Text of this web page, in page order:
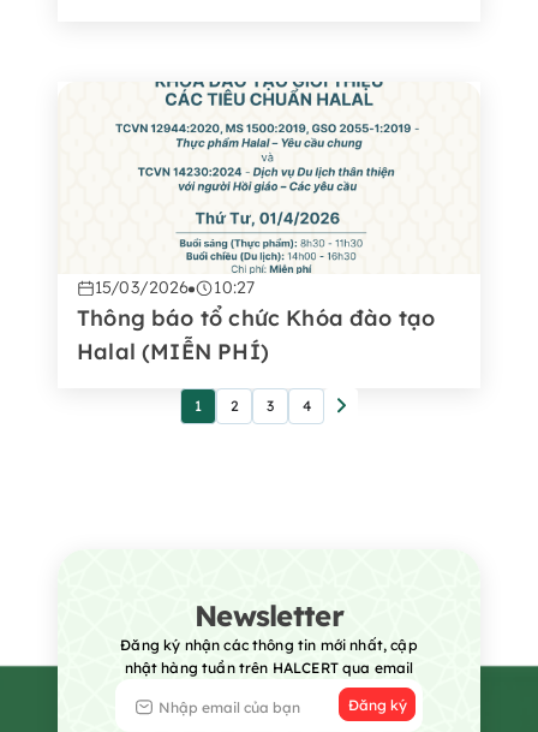
15/03/2026 10:27
Thông báo tổ chức Khóa đào tạo
Halal (MIỄN PHÍ)
1 2 3 4
Newsletter
Đăng ký nhận các thông tin mới nhất, cập
nhật hàng tuần trên HALCERT qua email
Đăng ký